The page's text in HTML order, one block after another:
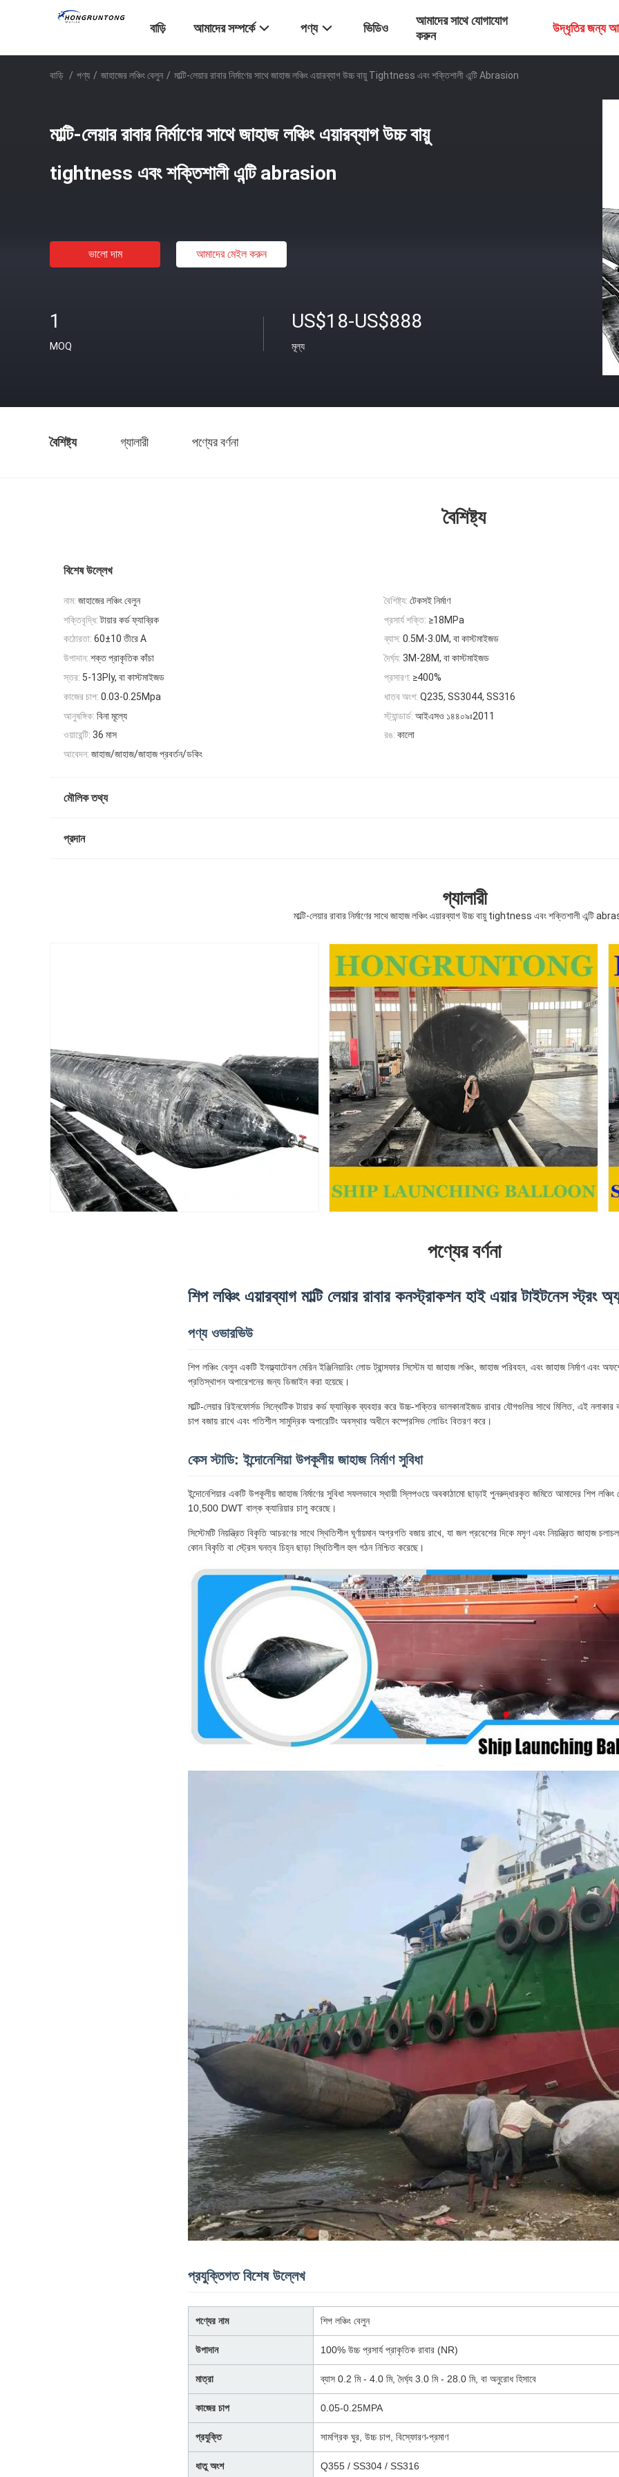
বাড়ি আমাদের সম্পর্কে পণ্য ভিডিও
আমাদের সাথে যোগাযোগ
করুন
উদ্ধৃতির জন্য
বাড়ি / পণ্য / জাহাজের লঞ্চিং বেলুন / মাল্টি-লেয়ার রাবার নির্মাণের সাথে জাহাজ লঞ্চিং এয়ারব্যাগ উচ্চ বায়ু Tightness এবং শক্তিশালী এন্টি Abrasion
মাল্টি-লেয়ার রাবার নির্মাণের সাথে জাহাজ লঞ্চিং এয়ারব্যাগ উচ্চ বায়ু
tightness এবং শক্তিশালী এন্টি abrasion
ভালো দাম আমাদের মেইল ​​করুন
1
MOQ
US$18-US$888
মূল্য
বৈশিষ্ট্য গ্যালারী পণ্যের বর্ণনা
বৈশিষ্ট্য
বিশেষ উল্লেখ
নাম: জাহাজের লঞ্চিং বেলুন বৈশিষ্ট্য: টেকসই নির্মাণ
শক্তিবৃদ্ধি: টায়ার কর্ড ফ্যাব্রিক প্রসার্য শক্তি: ≥18MPa
কঠোরতা: 60±10 তীরে A ব্যাস: 0.5M-3.0M, বা কাস্টমাইজড
উপাদান: শক্ত প্রাকৃতিক কাঁচা দৈর্ঘ্য: 3M-28M, বা কাস্টমাইজড
স্তর: 5-13Ply, বা কাস্টমাইজড প্রসারণ: ≥400%
কাজের চাপ: 0.03-0.25Mpa ধাতব অংশ: Q235, SS3044, SS316
আনুষঙ্গিক: বিনা মূল্যে স্ট্যান্ডার্ড: আইএসও ১৪৪০৯ঃ2011
ওয়ারেন্টি: 36 মাস রঙ: কালো
আবেদন: জাহাজ/জাহাজ/জাহাজ প্রবর্তন/ডকিং
মৌলিক তথ্য
প্রদান
গ্যালারী
মাল্টি-লেয়ার রাবার নির্মাণের সাথে জাহাজ লঞ্চিং এয়ারব্যাগ উচ্চ বায়ু tightness এবং শক্তিশালী এন্টি
পণ্যের বর্ণনা
শিপ লঞ্চিং এয়ারব্যাগ মাল্টি লেয়ার রাবার কনস্ট্রাকশন হাই এয়ার টাইটনেস স্ট্রং
পণ্য ওভারভিউ
শিপ লঞ্চিং বেলুন একটি ইনফ্ল্যাটেবল মেরিন ইঞ্জিনিয়ারিং লোড ট্রান্সফার সিস্টেম যা জাহাজ লঞ্চিং, জাহাজ পরিবহন, এবং জাহাজ নির্মাণ এবং
প্রতিস্থাপন অপারেশনের জন্য ডিজাইন করা হয়েছে।
মাল্টি-লেয়ার রিইনফোর্সড সিন্থেটিক টায়ার কর্ড ফ্যাব্রিক ব্যবহার করে উচ্চ-শক্তির ভালকানাইজড রাবার যৌগগুলির সাথে মিলিত, এই
চাপ বজায় রাখে এবং গতিশীল সামুদ্রিক অপারেটিং অবস্থার অধীনে কম্প্রেসিভ লোডিং বিতরণ করে।
কেস স্টাডি: ইন্দোনেশিয়া উপকূলীয় জাহাজ নির্মাণ সুবিধা
ইন্দোনেশিয়ার একটি উপকূলীয় জাহাজ নির্মাণের সুবিধা সফলভাবে স্থায়ী স্লিপওয়ে অবকাঠামো ছাড়াই পুনরুদ্ধারকৃত জমিতে আমাদের শিপ লঞ্চিং
10,500 DWT বাল্ক ক্যারিয়ার চালু করেছে।
সিস্টেমটি নিয়ন্ত্রিত বিকৃতি আচরণের সাথে স্থিতিশীল ঘূর্ণায়মান অগ্রগতি বজায় রাখে, যা জল প্রবেশের দিকে মসৃণ এবং নিয়ন্ত্রিত জাহাজ
কোন বিকৃতি বা স্ট্রেস ঘনত্ব চিহ্ন ছাড়া স্থিতিশীল হুল গঠন নিশ্চিত করেছে।
প্রযুক্তিগত বিশেষ উল্লেখ
পণ্যের নাম শিপ লঞ্চিং বেলুন
উপাদান 100% উচ্চ প্রসার্য প্রাকৃতিক রাবার (NR)
মাত্রা ব্যাস 0.2 মি - 4.0 মি, দৈর্ঘ্য 3.0 মি - 28.0 মি, বা অনুরোধ হিসাবে
কাজের চাপ 0.05-0.25MPA
প্রযুক্তি সামগ্রিক ঘুর, উচ্চ চাপ, বিস্ফোরণ-প্রমাণ
ধাতু অংশ Q355 / SS304 / SS316